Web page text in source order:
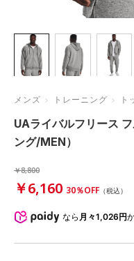
メンズ トレーニング ト
UAライバルフリース
ング/MEN）
￥8,800
￥6,160 30％OFF （税込）
なら 月々1,026円